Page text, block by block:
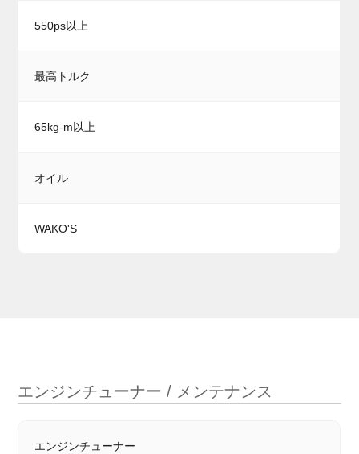
550ps以上
最高トルク
65kg-m以上
オイル
WAKO'S
エンジンチューナー / メンテナンス
エンジンチューナー